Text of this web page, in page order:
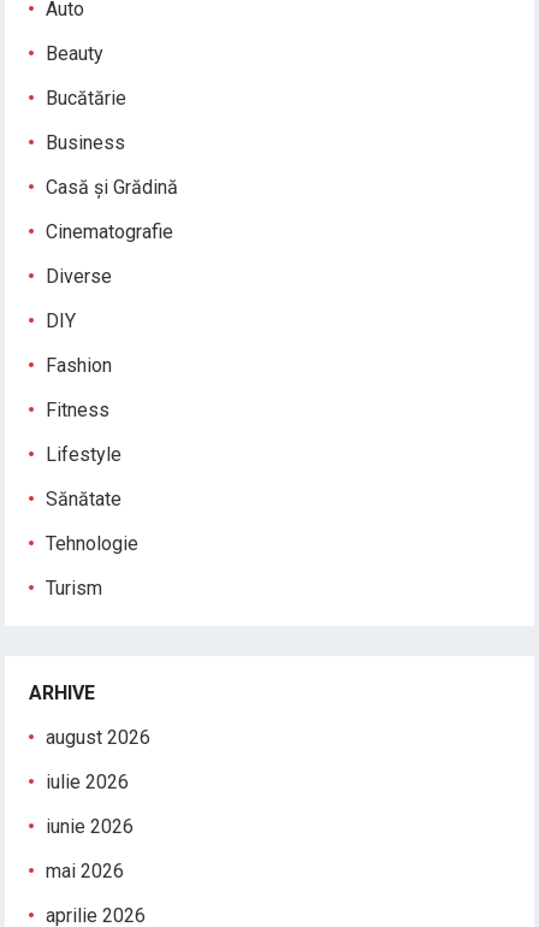
Auto
Beauty
Bucătărie
Business
Casă și Grădină
Cinematografie
Diverse
DIY
Fashion
Fitness
Lifestyle
Sănătate
Tehnologie
Turism
ARHIVE
august 2026
iulie 2026
iunie 2026
mai 2026
aprilie 2026